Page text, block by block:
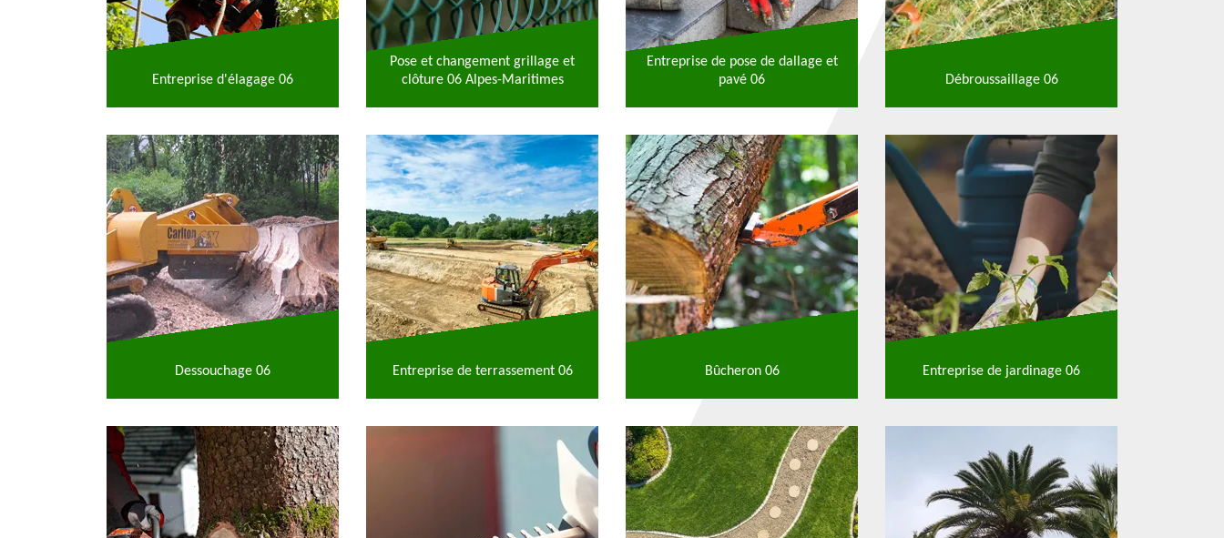
Entreprise d'élagage 06
Pose et changement grillage et
clôture 06 Alpes-Maritimes
Entreprise de pose de dallage et
pavé 06
Débroussaillage 06
Dessouchage 06 Entreprise de terrassement 06 Bûcheron 06 Entreprise de jardinage 06